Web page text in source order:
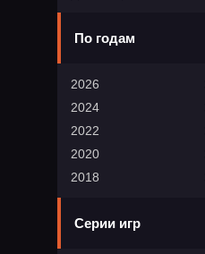
По годам
2026
2024
2022
2020
2018
Серии игр